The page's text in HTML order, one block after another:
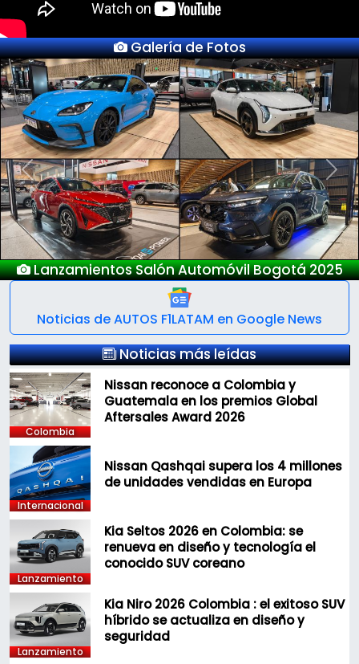
Galería de Fotos
Lanzamientos Salón Automóvil Bogotá 2025
Previous Next
Noticias de AUTOS F1LATAM en Google News
Noticias más leídas
Colombia
Nissan reconoce a Colombia y
Guatemala en los premios Global
Aftersales Award 2026
Internacional
Nissan Qashqai supera los 4 millones
de unidades vendidas en Europa
Lanzamiento
Kia Seltos 2026 en Colombia: se
renueva en diseño y tecnología el
conocido SUV coreano
Lanzamiento
Kia Niro 2026 Colombia : el exitoso SUV
híbrido se actualiza en diseño y
seguridad